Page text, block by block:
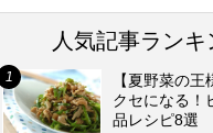
人気記事ランキ
【夏野菜の
クセになる！
品レシピ8選